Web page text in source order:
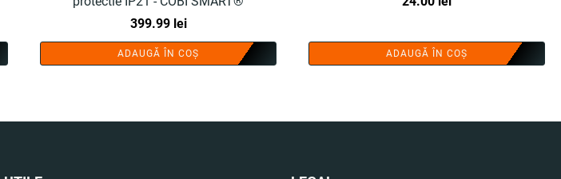
399.99 lei
ADAUGĂ ÎN COȘ ADAUGĂ ÎN COȘ